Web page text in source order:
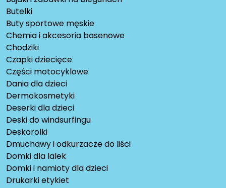
Butelki
Buty sportowe męskie
Chemia i akcesoria basenowe
Chodziki
Czapki dziecięce
Części motocyklowe
Dania dla dzieci
Dermokosmetyki
Deserki dla dzieci
Deski do windsurfingu
Deskorolki
Dmuchawy i odkurzacze do liści
Domki dla lalek
Domki i namioty dla dzieci
Drukarki etykiet